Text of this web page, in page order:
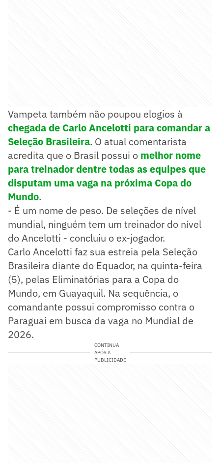
Vampeta também não poupou elogios à
chegada de Carlo Ancelotti para comandar a
Seleção Brasileira. O atual comentarista
acredita que o Brasil possui o melhor nome
para treinador dentre todas as equipes que
disputam uma vaga na próxima Copa do
Mundo.
- É um nome de peso. De seleções de nível
mundial, ninguém tem um treinador do nível
do Ancelotti - concluiu o ex-jogador.
Carlo Ancelotti faz sua estreia pela Seleção
Brasileira diante do Equador, na quinta-feira
(5), pelas Eliminatórias para a Copa do
Mundo, em Guayaquil. Na sequência, o
comandante possui compromisso contra o
Paraguai em busca da vaga no Mundial de
2026.
CONTINUA
APÓS A
PUBLICIDADE